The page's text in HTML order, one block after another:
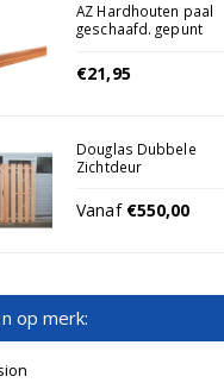
AZ Hardhouten paal
geschaafd. gepunt
€21,95
Douglas Dubbele
Zichtdeur
Vanaf €550,00
op merk: